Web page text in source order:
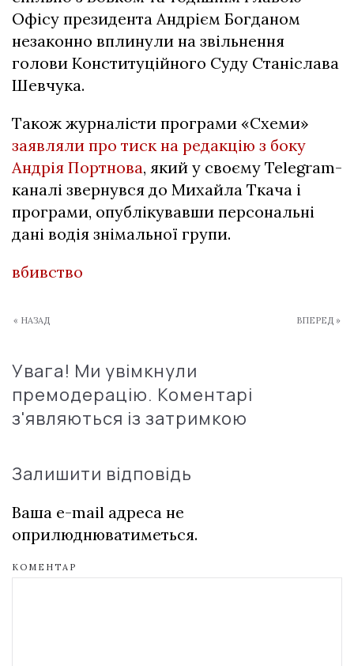
Офісу президента Андрієм Богданом
незаконно вплинули на звільнення
голови Конституційного Суду Станіслава
Шевчука.
Також журналісти програми «Схеми»
заявляли про тиск на редакцію з боку
Андрія Портнова, який у своєму Telegram-
каналі звернувся до Михайла Ткача і
програми, опублікувавши персональні
дані водія знімальної групи.
вбивство
« НАЗАД ВПЕРЕД »
Увага! Ми увімкнули
премодерацію. Коментарі
з'являються із затримкою
Залишити відповідь
Ваша e-mail адреса не
оприлюднюватиметься.
КОМЕНТАР